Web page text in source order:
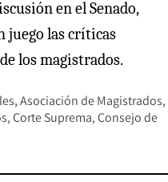
en el Senado,
juego las críticas
los magistrados.
Asociación de Magistrados
Corte Suprema Consejo de